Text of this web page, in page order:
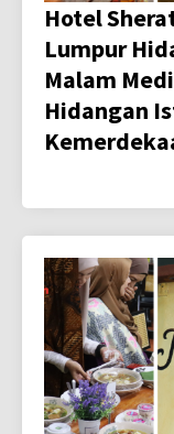
Hotel
Lumpur
Malam
Hidangan